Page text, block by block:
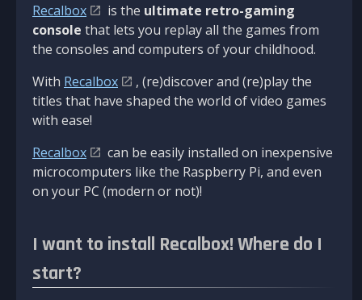
Recalbox is the ultimate retro-gaming
console that lets you replay all the games from
the consoles and computers of your childhood.
With Recalbox
, (re)discover and (re)play the
titles that have shaped the world of video games
with ease!
Recalbox
can be easily installed on inexpensive
microcomputers like the Raspberry Pi, and even
on your PC (modern or not)!
I want to install Recalbox! Where do I
start?